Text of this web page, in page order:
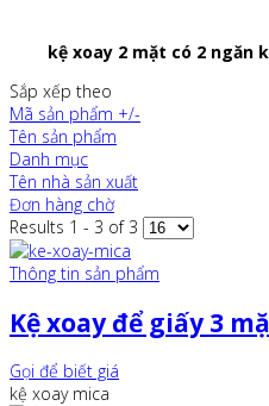
kệ xoay 2 mặt có 2 ngăn
Sắp xếp theo
Mã sản phẩm +/-
Tên sản phẩm
Danh mục
Tên nhà sản xuất
Đơn hàng chờ
Results 1 - 3 of 3
Thông tin sản phẩm
Kệ xoay để giấy 3
Gọi để biết giá
kệ xoay mica